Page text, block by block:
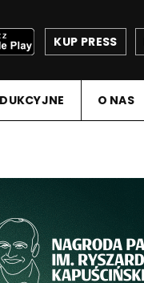
KUP PRESS
O NAS